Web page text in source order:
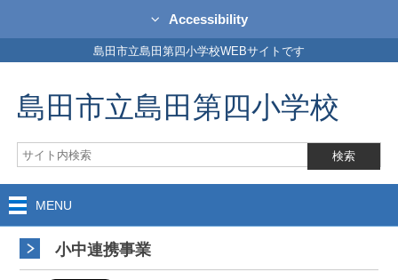
Accessibility
島田市立島田第四小学校WEBサイトです
島田市立島田第四小学校
MENU
小中連携事業